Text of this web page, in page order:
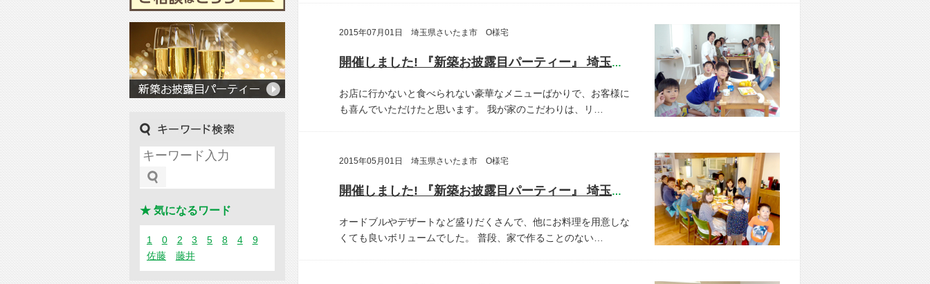
2015年07月01日 埼玉県さいたま市 O様宅
開催しました! 『新築お披露目パーティー』 埼玉県さいたま市 O様宅
お店に行かないと食べられない豪華なメニューばかりで、お客様に
も喜んでいただけたと思います。
我が家のこだわりは、リ…
2015年05月01日 埼玉県さいたま市 O様宅
開催しました! 『新築お披露目パーティー』 埼玉県さいたま市 O様宅
オードブルやデザートなど盛りだくさんで、他にお料理を用意しな
くても良いボリュームでした。
普段、家で作ることのない…
★ 気になるワード
1 0 2 3 5 8 4
9
佐藤
藤井